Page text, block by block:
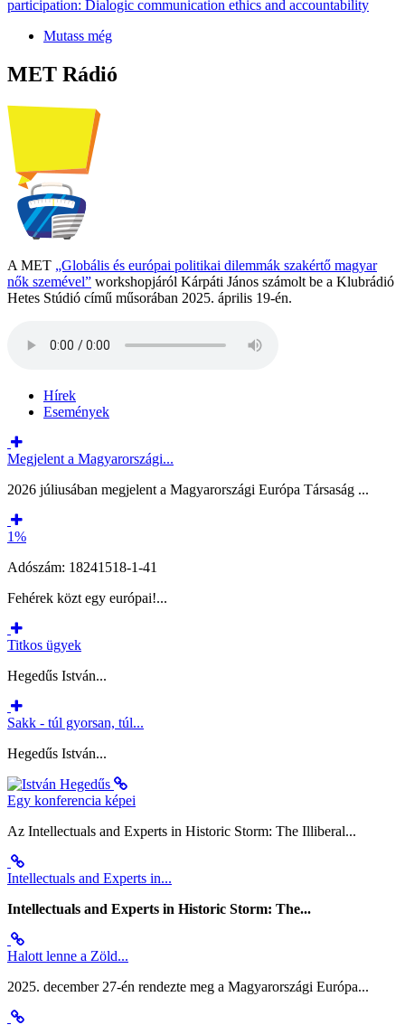
participation: Dialogic communication ethics and accountability
Mutass még
MET Rádió
A MET „Globális és európai politikai dilemmák szakértő magyar
nők szemével” workshopjáról Kárpáti János számolt be a Klubrádió
Hetes Stúdió című műsorában 2025. április 19-én.
Hírek
Események
Megjelent a Magyarországi...
2026 júliusában megjelent a Magyarországi Európa Társaság ...
1%
Adószám: 18241518-1-41
Fehérek közt egy európai!...
Titkos ügyek
Hegedűs István...
Sakk - túl gyorsan, túl...
Hegedűs István...
Egy konferencia képei
Az Intellectuals and Experts in Historic Storm: The Illiberal...
Intellectuals and Experts in...
Intellectuals and Experts in Historic Storm: The...
Halott lenne a Zöld...
2025. december 27-én rendezte meg a Magyarországi Európa...